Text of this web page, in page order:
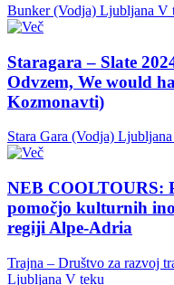
Bunker (Vodja) Ljubljana V
Staragara – Slate
Odvzem, We would
Kozmonavti)
Stara Gara (Vodja) Ljubljana
NEB COOLTOURS:
pomočjo kulturnih
regiji Alpe-Adria
Trajna – Društvo za razvoj
Ljubljana V teku